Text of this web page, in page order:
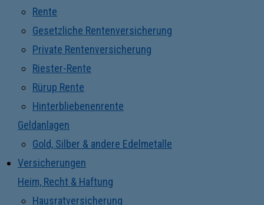
Rente
Gesetzliche Rentenversicherung
Private Rentenversicherung
Riester-Rente
Rürup Rente
Hinterbliebenenrente
Geldanlagen
Gold, Silber & andere Edelmetalle
Versicherungen
Heim, Recht & Haftung
Hausratversicherung